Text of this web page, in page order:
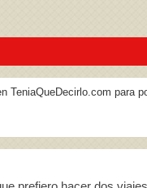
TeniaQueDecirlo.com para